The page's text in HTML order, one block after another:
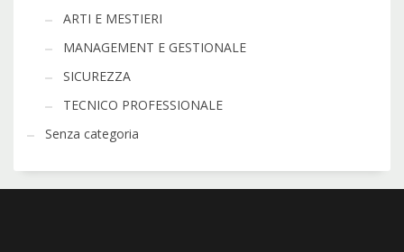
ARTI E MESTIERI
MANAGEMENT E GESTIONALE
SICUREZZA
TECNICO PROFESSIONALE
Senza categoria